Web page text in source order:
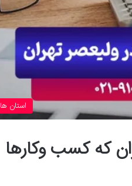
استان ها
که کسب وکارها